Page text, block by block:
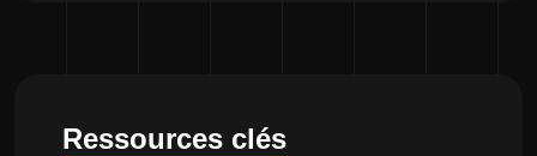
Ressources clés